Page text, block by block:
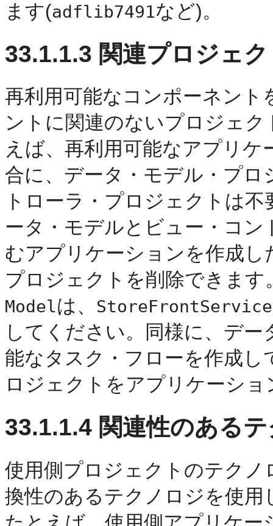
ます(adflib7491など)。
33.1.1.3 関連プロジェ
再利用可能なコンポーネン
ントに関連のないプロジェ
えば、再利用可能なアプリ
合に、データ・モデル・プ
トローラ・プロジェクトは
ータ・モデルとビュー・コ
むアプリケーションを作成
プロジェクトを削除できま
Modelは、 StoreFrontService
してください。同様に、デ
能なタスク・フローを作成
ロジェクトをアプリケーシ
33.1.1.4 関連性のある
使用側プロジェクトのテク
換性のあるテクノロジを使